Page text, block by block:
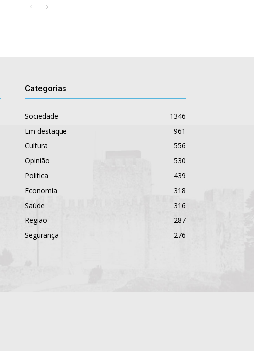
Categorias
Sociedade
1346
Em destaque
961
Cultura
556
Opinião
530
Politica
439
Economia
318
Saúde
316
Região
287
Segurança
276